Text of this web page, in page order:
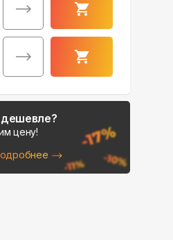
цену!